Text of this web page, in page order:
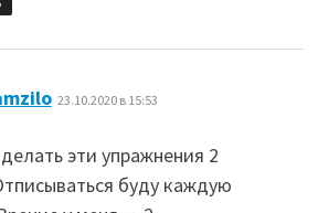
: 23.10.2020 в 15:53
эти упражнения 2
буду каждую